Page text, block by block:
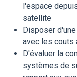
l'espace
satellite
Disposer
avec les couts
D'évaluer la
systèmes de